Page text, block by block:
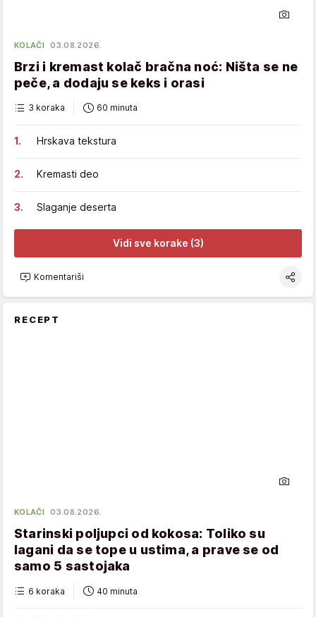
KOLAČI 03.08.2026.
Brzi i kremast kolač bračna noć: Ništa se ne
peče, a dodaju se keks i orasi
3 koraka 60 minuta
Hrskava tekstura
Kremasti deo
Slaganje deserta
Vidi sve korake (3)
Komentariši
RECEPT
KOLAČI 03.08.2026.
Starinski poljupci od kokosa: Toliko su
lagani da se tope u ustima, a prave se od
samo 5 sastojaka
6 koraka 40 minuta